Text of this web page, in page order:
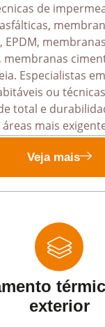
de
EPDM,
Especialistas
ou
total e
áreas mais
Veja mais
exterior